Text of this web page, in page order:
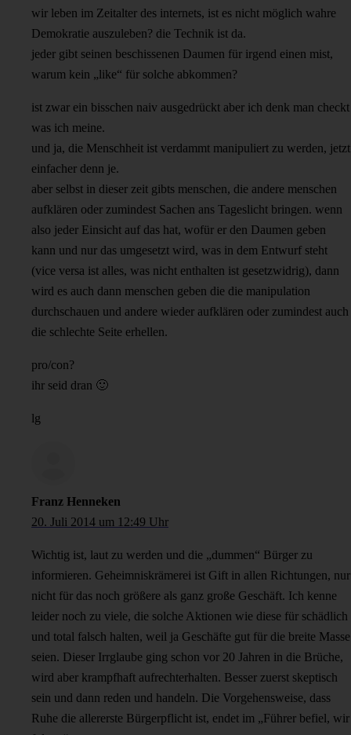
wir leben im Zeitalter des internets, ist es nicht möglich wahre
Demokratie auszuleben? die Technik ist da.
jeder gibt seinen beschissenen Daumen für irgend einen mist,
warum kein „like“ für solche abkommen?
ist zwar ein bisschen naiv ausgedrückt aber ich denk man checkt
was ich meine.
und ja, die Menschheit ist verdammt manipuliert zu werden, jetzt
einfacher denn je.
aber selbst in dieser zeit gibts menschen, die andere menschen
aufklären oder zumindest Sachen ans Tageslicht bringen. wenn
also jeder Einsicht auf das hat, wofür er den Daumen geben
kann und nur das umgesetzt wird, was in dem Entwurf steht
(vice versa ist alles, was nicht enthalten ist gesetzwidrig), dann
wird es auch dann menschen geben die die manipulation
durchschauen und andere wieder aufklären oder zumindest auch
die schlechte Seite erhellen.
pro/con?
ihr seid dran 🙂
lg
Franz Henneken
20. Juli 2014 um 12:49 Uhr
Wichtig ist, laut zu werden und die „dummen“ Bürger zu
informieren. Geheimniskrämerei ist Gift in allen Richtungen, nur
nicht für das noch größere als ganz große Geschäft. Ich kenne
leider noch zu viele, die solche Aktionen wie diese für schädlich
und total falsch halten, weil ja Geschäfte gut für die breite Masse
seien. Dieser Irrglaube ging schon vor 20 Jahren in die Brüche,
wird aber krampfhaft aufrechterhalten. Besser zuerst skeptisch
sein und dann reden und handeln. Die Vorgehensweise, dass
Ruhe die allererste Bürgerpflicht ist, endet im „Führer befiel, wir